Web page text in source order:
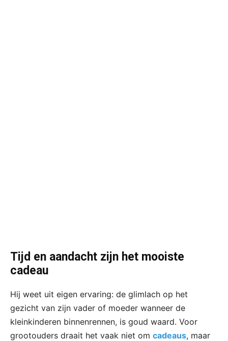
Tijd en aandacht zijn het mooiste
cadeau
Hij weet uit eigen ervaring: de glimlach op het
gezicht van zijn vader of moeder wanneer de
kleinkinderen binnenrennen, is goud waard. Voor
grootouders draait het vaak niet om cadeaus, maar